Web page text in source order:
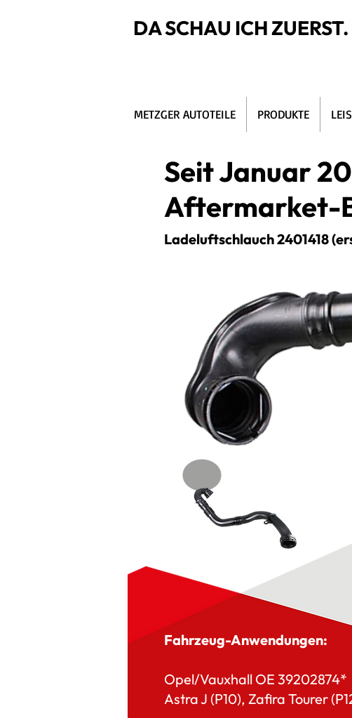
DA SCHAU ICH ZUERST.
METZGER AUTOTEILE PRODUKTE
Seit Januar
Aftermarket-
Ladeluftschlauch 2401418
Fahrzeug-Anwendungen:
​Opel/Vauxhall OE 39202874*
Astra J (P10), Zafira Tourer